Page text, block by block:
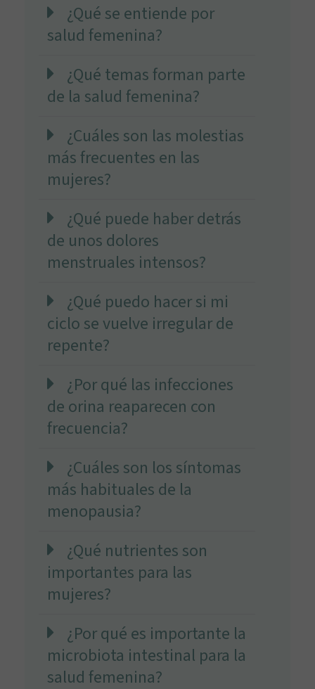
¿Qué se entiende por
salud femenina?
¿Qué temas forman parte
de la salud femenina?
¿Cuáles son las molestias
más frecuentes en las
mujeres?
¿Qué puede haber detrás
de unos dolores
menstruales intensos?
¿Qué puedo hacer si mi
ciclo se vuelve irregular de
repente?
¿Por qué las infecciones
de orina reaparecen con
frecuencia?
¿Cuáles son los síntomas
más habituales de la
menopausia?
¿Qué nutrientes son
importantes para las
mujeres?
¿Por qué es importante la
microbiota intestinal para la
salud femenina?